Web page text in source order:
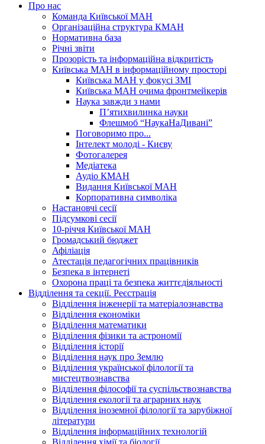
Про нас
Команда Київської МАН
Організаційна структура КМАН
Нормативна база
Річні звіти
Прозорість та інформаційна відкритість
Київська МАН в інформаційному просторі
Київська МАН у фокусі ЗМІ
Київська МАН очима фронтмейкерів
Наука завжди з нами
П’ятихвилинка науки
Флешмоб “НаукаНаДивані”
Поговоримо про...
Інтелект молоді - Києву
Фотогалерея
Медіатека
Аудіо КМАН
Видання Київської МАН
Корпоративна символіка
Настановчі сесії
Підсумкові сесії
10-річчя Київської МАН
Громадський бюджет
Афіліація
Атестація педагогічних працівників
Безпека в інтернеті
Охорона праці та безпека життєдіяльності
Відділення та секції. Реєстрація
Відділення інженерії та матеріалознавства
Відділення економіки
Відділення математики
Відділення фізики та астрономії
Відділення історії
Відділення наук про Землю
Відділення української філології та
мистецтвознавства
Відділення філософії та суспільствознавства
Відділення екології та аграрних наук
Відділення іноземної філології та зарубіжної
літератури
Відділення інформаційних технологій